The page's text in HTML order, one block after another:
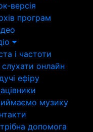
версія
програм
і частоти
онлайн
ефіру
музику
допомога